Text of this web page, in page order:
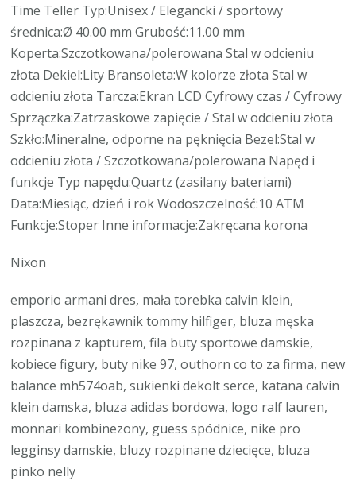
Time Teller Typ:Unisex / Elegancki / sportowy
średnica:Ø 40.00 mm Grubość:11.00 mm
Koperta:Szczotkowana/polerowana Stal w odcieniu
złota Dekiel:Lity Bransoleta:W kolorze złota Stal w
odcieniu złota Tarcza:Ekran LCD Cyfrowy czas / Cyfrowy
Sprzączka:Zatrzaskowe zapięcie / Stal w odcieniu złota
Szkło:Mineralne, odporne na pęknięcia Bezel:Stal w
odcieniu złota / Szczotkowana/polerowana Napęd i
funkcje Typ napędu:Quartz (zasilany bateriami)
Data:Miesiąc, dzień i rok Wodoszczelność:10 ATM
Funkcje:Stoper Inne informacje:Zakręcana korona
Nixon
emporio armani dres, mała torebka calvin klein,
plaszcza, bezrękawnik tommy hilfiger, bluza męska
rozpinana z kapturem, fila buty sportowe damskie,
kobiece figury, buty nike 97, outhorn co to za firma, new
balance mh574oab, sukienki dekolt serce, katana calvin
klein damska, bluza adidas bordowa, logo ralf lauren,
monnari kombinezony, guess spódnice, nike pro
legginsy damskie, bluzy rozpinane dziecięce, bluza
pinko nelly